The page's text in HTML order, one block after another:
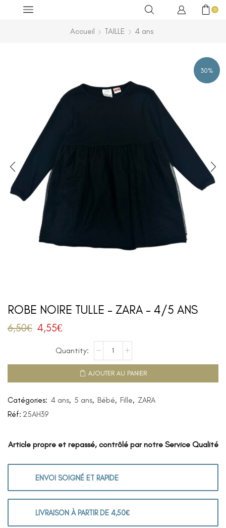
0
Accueil TAILLE 4 ans
30%
ROBE NOIRE TULLE – ZARA – 4/5 ANS
6,50€ 4,55€
AJOUTER AU PANIER
Catégories: 4 ans, 5 ans, Bébé, Fille, ZARA
Réf: 25AH39
Article propre et repassé, contrôlé par notre Service Qualité
ENVOI SOIGNÉ ET RAPIDE
LIVRAISON À PARTIR DE 4,50€